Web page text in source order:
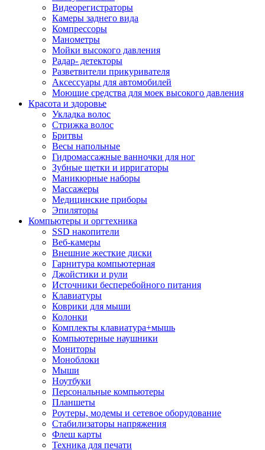
Видеорегистраторы
Камеры заднего вида
Компрессоры
Манометры
Мойки высокого давления
Радар- детекторы
Разветвители прикуривателя
Аксессуары для автомобилей
Моющие средства для моек высокого давления
Красота и здоровье
Укладка волос
Стрижка волос
Бритвы
Весы напольные
Гидромассажные ванночки для ног
Зубные щетки и ирригаторы
Маникюрные наборы
Массажеры
Медицинские приборы
Эпиляторы
Компьютеры и оргтехника
SSD накопители
Веб-камеры
Внешние жесткие диски
Гарнитура компьютерная
Джойстики и рули
Источники бесперебойного питания
Клавиатуры
Коврики для мыши
Колонки
Комплекты клавиатура+мышь
Компьютерные наушники
Мониторы
Моноблоки
Мыши
Ноутбуки
Персональные компьютеры
Планшеты
Роутеры, модемы и сетевое оборудование
Стабилизаторы напряжения
Флеш карты
Техника для печати